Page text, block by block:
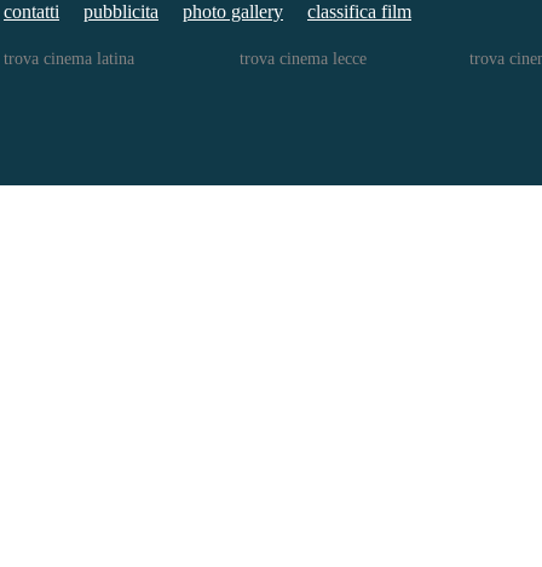
contatti pubblicita photo gallery classifica film
trova cinema latina trova cinema lecce trova